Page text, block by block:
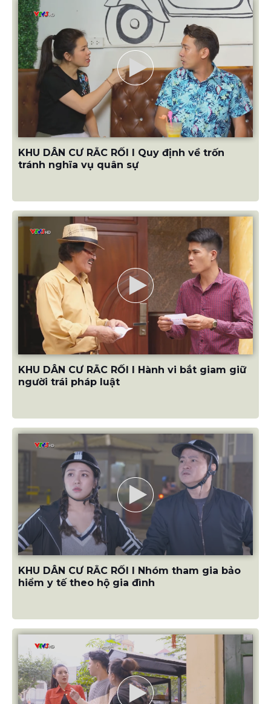
KHU DÂN CƯ RẮC RỐI I Quy định về trốn
tránh nghĩa vụ quân sự
KHU DÂN CƯ RẮC RỐI I Hành vi bắt giam giữ
người trái pháp luật
KHU DÂN CƯ RẮC RỐI I Nhóm tham gia bảo
hiểm y tế theo hộ gia đình